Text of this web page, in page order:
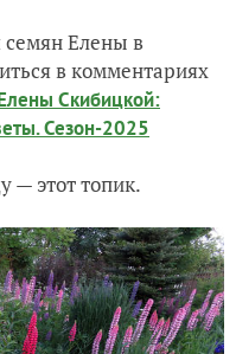
Елены в
в комментариях
Скибицкой:
Сезон-2025
— этот топик.